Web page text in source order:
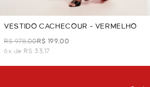
VESTIDO CACHECOUR - VERMELHO
R$ 978,00R$ 199,00
6x de R$ 33,17